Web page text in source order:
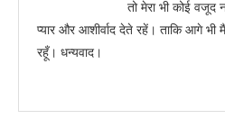
तो मेरा भी कोई वजूद
प्यार और आशीर्वाद देते रहें। ताकि आगे भी
रहूँ। धन्यवाद।